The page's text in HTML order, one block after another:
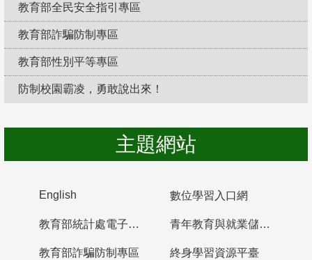
教育部全民安全指引專區
教育部詐騙防制專區
教育部性別平等專區
防制校園霸凌，勇敢說出來！
主題網站
English 數位學習入口網
教育部統計處電子書櫃 青年教育與就業儲蓄帳戶
教育部詐騙防制專區 終身學習資源平臺